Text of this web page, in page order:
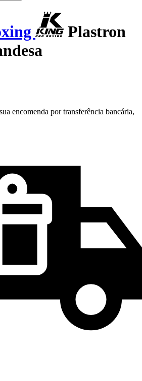
Plastron
encomenda por transferência bancária,